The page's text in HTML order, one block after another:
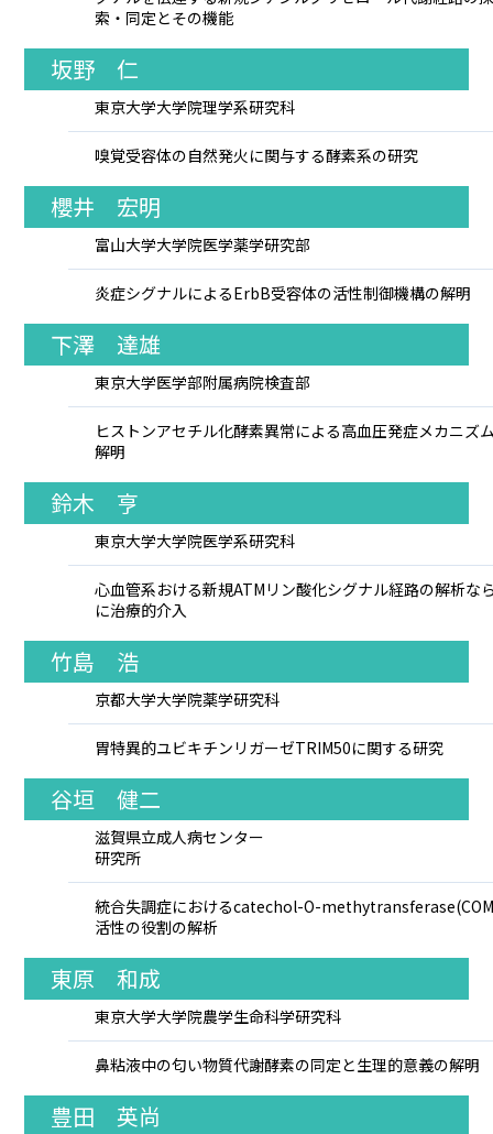
索・同定とその機能
坂野 仁
東京大学大学院理学系研究科
嗅覚受容体の自然発火に関与する酵素系の研究
櫻井 宏明
富山大学大学院医学薬学研究部
炎症シグナルによるErbB受容体の活性制御機構の解明
下澤 達雄
東京大学医学部附属病院検査部
ヒストンアセチル化酵素異常による高血圧発症メカニズ
解明
鈴木 亨
東京大学大学院医学系研究科
心血管系おける新規ATMリン酸化シグナル経路の解析な
に治療的介入
竹島 浩
京都大学大学院薬学研究科
胃特異的ユビキチンリガーゼTRIM50に関する研究
谷垣 健二
滋賀県立成人病センター
研究所
統合失調症におけるcatechol-O-
活性の役割の解析
東原 和成
東京大学大学院農学生命科学研究科
鼻粘液中の匂い物質代謝酵素の同定と生理的意義の解明
豊田 英尚